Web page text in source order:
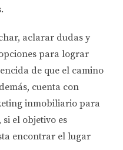
aclarar dudas y
para lograr
de que el camino
cuenta con
inmobiliario para
el objetivo es
encontrar el lugar